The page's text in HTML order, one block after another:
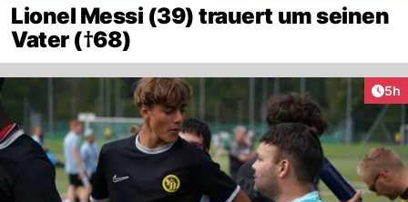
Lionel Messi (39) trauert um seinen
Vater (†68)
5h